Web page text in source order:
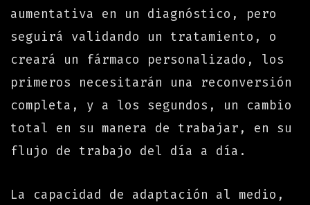
aumentativa en un diagnóstico, pero
seguirá validando un tratamiento, o
creará un fármaco personalizado, los
primeros necesitarán una reconversión
completa, y a los segundos, un cambio
total en su manera de trabajar, en su
flujo de trabajo del día a día.
La capacidad de adaptación al medio,